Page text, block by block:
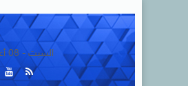
السبت - 08 أغسطس 2026